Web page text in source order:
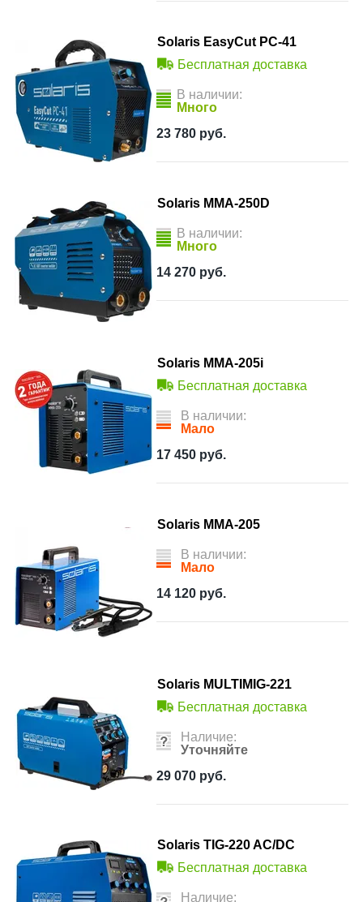
Solaris EasyCut PC-41
Бесплатная доставка
В наличии:
Много
23 780 руб.
Solaris MMA-250D
В наличии:
Много
14 270 руб.
Solaris MMA-205i
Бесплатная доставка
В наличии:
Мало
17 450 руб.
Solaris MMA-205
В наличии:
Мало
14 120 руб.
Solaris MULTIMIG-221
Бесплатная доставка
Наличие:
Уточняйте
29 070 руб.
Solaris TIG-220 AC/DC
Бесплатная доставка
Наличие: